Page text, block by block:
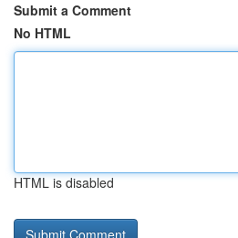
Submit a Comment
No HTML
HTML is disabled